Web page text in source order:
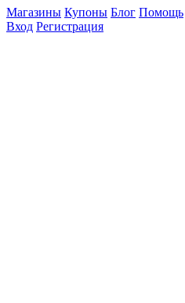
Магазины Купоны Блог Помощь
Вход Регистрация